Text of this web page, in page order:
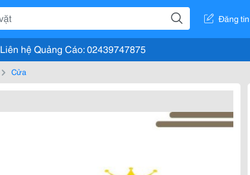
Đăng tin
Liên hệ Quảng Cáo: 02439747875
Cửa